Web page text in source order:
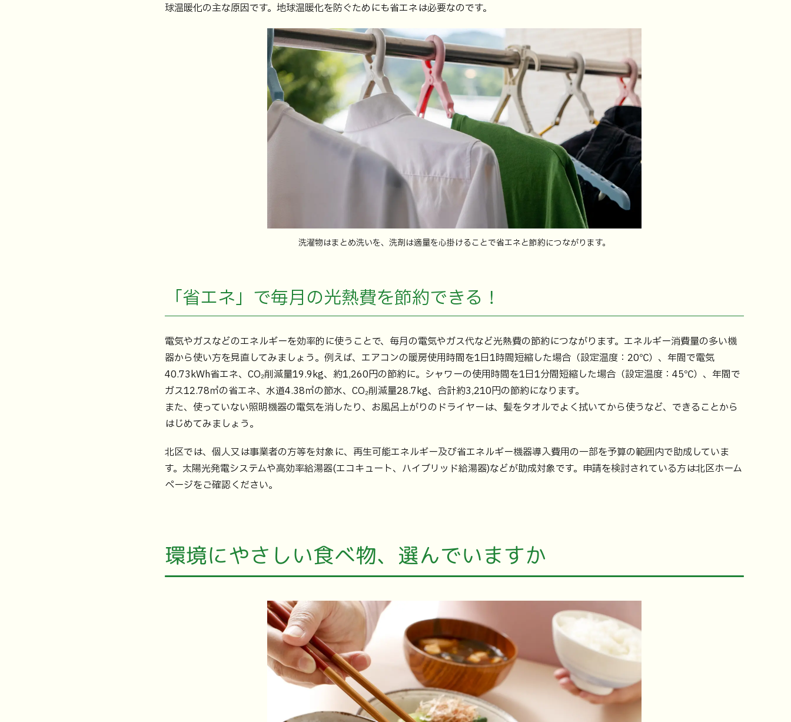
球温暖化の主な原因です。地球温暖化を防ぐためにも省エネは必要なのです。
洗濯物はまとめ洗いを、洗剤は適量を心掛けることで省エネと節約につながります。
「省エネ」で毎月の光熱費を節約できる！
電気やガスなどのエネルギーを効率的に使うことで、毎月の電気やガス代など光熱費の節約につながります。エネルギー消費量の多い機
器から使い方を見直してみましょう。例えば、エアコンの暖房使用時間を1日1時間短縮した場合（設定温度：20℃）、年間で電気
40.73kWh省エネ、CO₂削減量19.9kg、約1,260円の節約に。シャワーの使用時間を1日1分間短縮した場合（設定温度：45℃）、年間で
ガス12.78㎥の省エネ、水道4.38㎥の節水、CO₂削減量28.7kg、合計約3,210円の節約になります。
また、使っていない照明機器の電気を消したり、お風呂上がりのドライヤーは、髪をタオルでよく拭いてから使うなど、できることから
はじめてみましょう。
北区では、個人又は事業者の方等を対象に、再生可能エネルギー及び省エネルギー機器導入費用の一部を予算の範囲内で助成していま
す。太陽光発電システムや高効率給湯器(エコキュート、ハイブリッド給湯器)などが助成対象です。申請を検討されている方は北区ホーム
ページをご確認ください。
環境にやさしい食べ物、選んでいますか